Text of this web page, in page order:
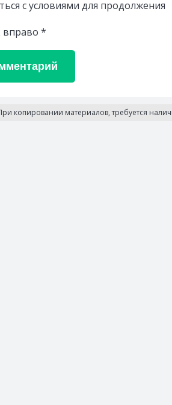
с условиями для продолжения
вправо *
копировании материалов, требуется